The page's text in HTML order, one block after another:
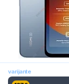
varijante